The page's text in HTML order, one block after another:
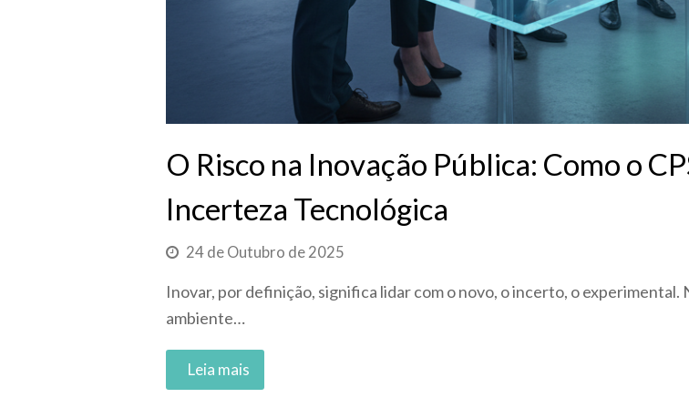
O Risco na Inovação Pública: Como o
Incerteza Tecnológica
24 de Outubro de 2025
Inovar, por definição, significa lidar com o novo, o incerto, o
ambiente…